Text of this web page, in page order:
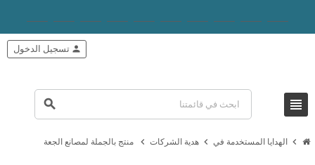
view_headline
search
person تسجيل الدخول
chevron_right الهدايا المستخدمة في chevron_right هدية الشركات chevron_right منتج بالجملة لمصانع الجعة